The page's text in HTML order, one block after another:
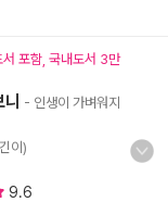
포함, 국내도서 3만
- 인생이 가벼워지
이)
9.6